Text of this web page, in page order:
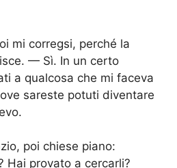
mi corregsi, perché la
— Sì. In un certo
a qualcosa che mi faceva
sareste potuti diventare
poi chiese piano:
Hai provato a cercarli?